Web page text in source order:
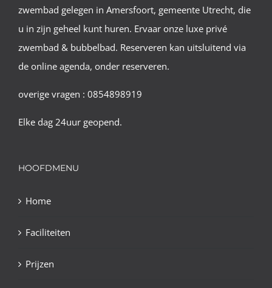
zwembad gelegen in Amersfoort, gemeente Utrecht, die
u in zijn geheel kunt huren. Ervaar onze luxe privé
zwembad & bubbelbad. Reserveren kan uitsluitend via
de online agenda, onder reserveren.
overige vragen : 0854898919
Elke dag 24uur geopend.
HOOFDMENU
Home
Faciliteiten
Prijzen